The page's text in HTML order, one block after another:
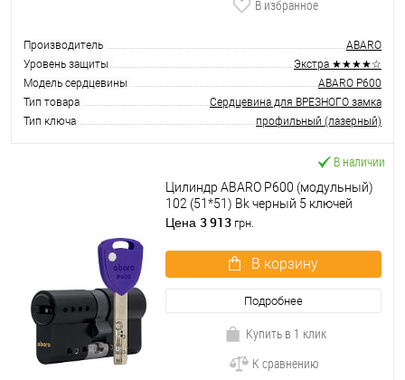
В избранное
Производитель
ABARO
Уровень защиты
Экстра ★★★★☆
Модель сердцевины
ABARO P600
Тип товара
Сердцевина для ВРЕЗНОГО замка
Тип ключа
профильный (лазерный)
В наличии
Цилиндр ABARO P600 (модульный)
102 (51*51) Bk черный 5 ключей
Цена 3 913 грн.
В корзину
Подробнее
Купить в 1 клик
К сравнению